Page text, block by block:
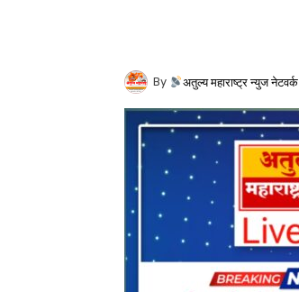
By अतुल्य महाराष्ट्र न्युज नेटवर्क